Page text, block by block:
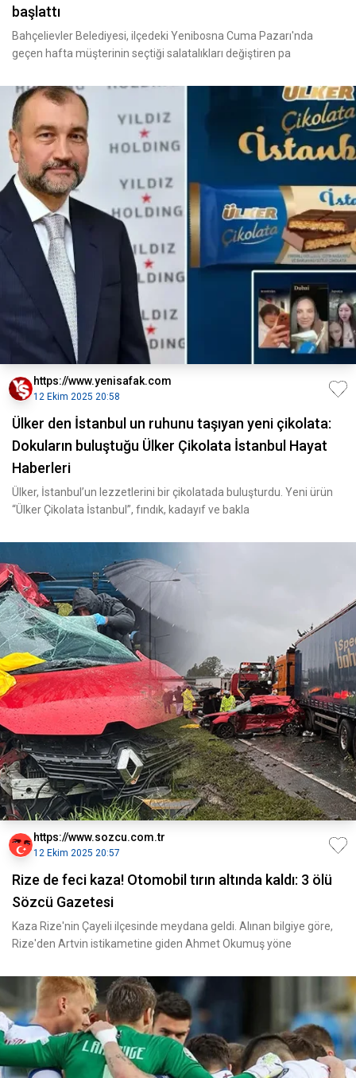
başlattı
Bahçelievler Belediyesi, ilçedeki Yenibosna Cuma Pazarı'nda
geçen hafta müşterinin seçtiği salatalıkları değiştiren pa
https://www.yenisafak.com
12 Ekim 2025 20:58
Ülker den İstanbul un ruhunu taşıyan yeni çikolata:
Dokuların buluştuğu Ülker Çikolata İstanbul Hayat
Haberleri
Ülker, İstanbul’un lezzetlerini bir çikolatada buluşturdu. Yeni ürün
“Ülker Çikolata İstanbul”, fındık, kadayıf ve bakla
https://www.sozcu.com.tr
12 Ekim 2025 20:57
Rize de feci kaza! Otomobil tırın altında kaldı: 3 ölü
Sözcü Gazetesi
Kaza Rize'nin Çayeli ilçesinde meydana geldi. Alınan bilgiye göre,
Rize'den Artvin istikametine giden Ahmet Okumuş yöne